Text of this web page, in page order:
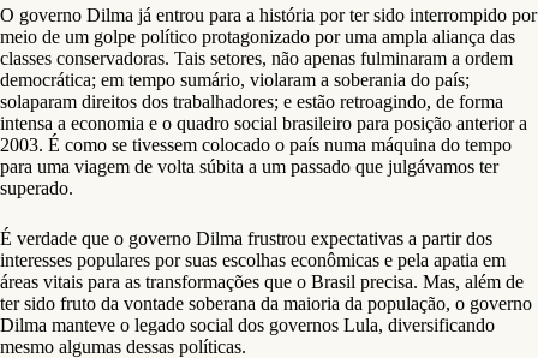
O governo Dilma já entrou para a história por ter sido interrompido por
meio de um golpe político protagonizado por uma ampla aliança das
classes conservadoras. Tais setores, não apenas fulminaram a ordem
democrática; em tempo sumário, violaram a soberania do país;
solaparam direitos dos trabalhadores; e estão retroagindo, de forma
intensa a economia e o quadro social brasileiro para posição anterior a
2003. É como se tivessem colocado o país numa máquina do tempo
para uma viagem de volta súbita a um passado que julgávamos ter
superado.
É verdade que o governo Dilma frustrou expectativas a partir dos
interesses populares por suas escolhas econômicas e pela apatia em
áreas vitais para as transformações que o Brasil precisa. Mas, além de
ter sido fruto da vontade soberana da maioria da população, o governo
Dilma manteve o legado social dos governos Lula, diversificando
mesmo algumas dessas políticas.